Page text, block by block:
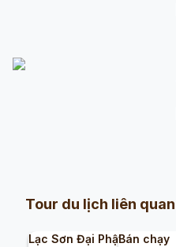
Tour du lịch liên quan
Lạc Sơn Đại PhậtBán chạy